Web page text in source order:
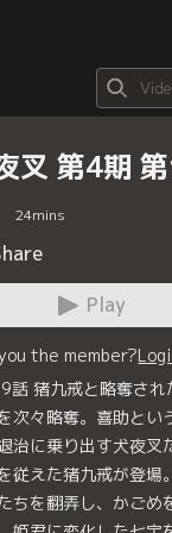
叉 第4期
24mins
Play
the member?
話 猪九戒と略奪さ
次々略奪。喜助とい
治に乗り出す犬夜叉
従えた猪九戒が登場
ちを翻弄し、かごめ